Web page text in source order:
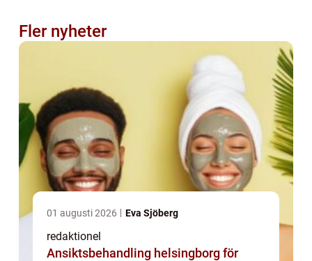
Fler nyheter
01 augusti 2026 Eva Sjöberg
redaktionel
Ansiktsbehandling helsingborg för